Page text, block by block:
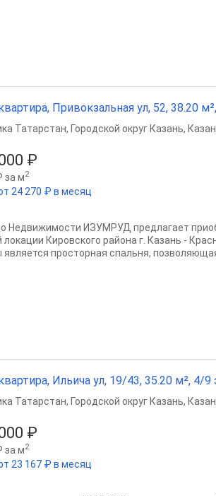
Привокзальная ул, 52, 38.20
₽
за м2
24 270 ₽ в месяц
Татарстан, Городской округ Казань,
Недвижимости ИЗУМРУД предлагает
локации Кировского района г. Казань -
является просторная спальня,
Ильича ул, 19/43, 35.20 м², 4/9
₽
за м2
23 167 ₽ в месяц
Татарстан, Городской округ Казань,